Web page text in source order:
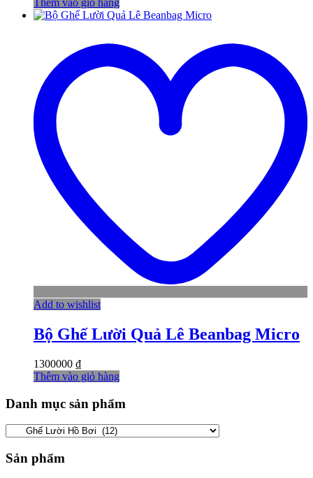
Thêm vào giỏ hàng
Add to wishlist
Bộ Ghế Lười Quả Lê Beanbag Micro
1300000 ₫
Thêm vào giỏ hàng
Danh mục sản phẩm
Sản phẩm